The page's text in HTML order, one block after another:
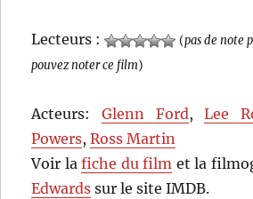
Lecteurs : (pas de note
pouvez noter ce film)
Acteurs: Glenn Ford,Lee
Powers,Ross Martin
Voir lafiche du film et la
Edwards sur le site IMDB.